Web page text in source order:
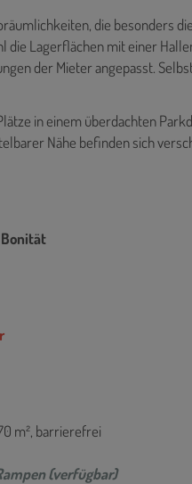
die besonders
Lagerflächen mit einer
der Mieter angepasst.
in einem überdachten
Nähe befinden sich
m², barrierefrei
(verfügbar)